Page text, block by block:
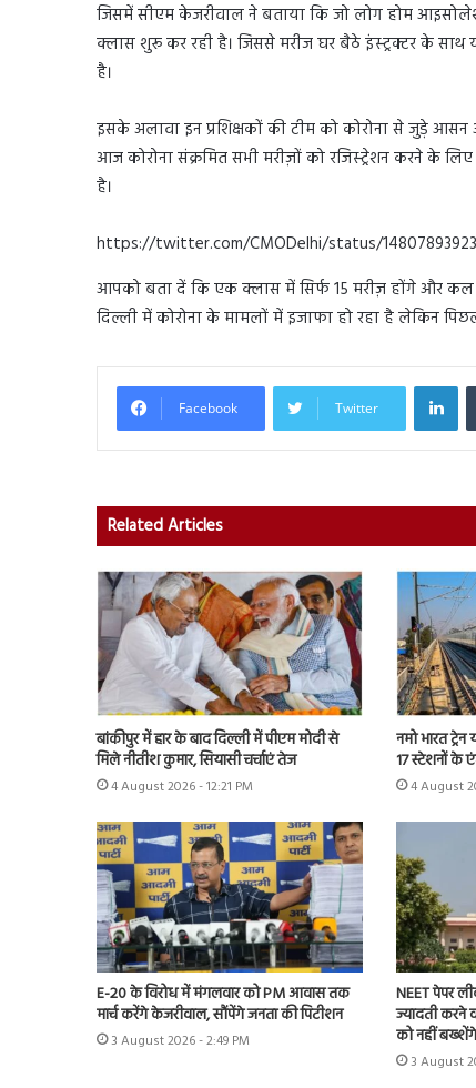
जिसमें सीएम केजरीवाल ने बताया कि जो लोग होम
क्लास शुरू कर रही है। जिससे मरीज घर बैठे इंस्ट्रक्टर के
है।
इसके अलावा इन प्रशिक्षकों की टीम को कोरोना से जुड़े
आज कोरोना संक्रमित सभी मरीज़ों को रजिस्ट्रेशन करने के
है।
https://twitter.com/CMODelhi/status/
आपको बता दें कि एक क्लास में सिर्फ 15 मरीज़ होंगे और
दिल्ली में कोरोना के मामलों में इजाफा हो रहा है लेकिन
Facebook Twitter
Related Articles
बांकीपुर में हार के बाद दिल्ली में पीएम मोदी से
मिले नीतीश कुमार, सियासी चर्चाएं तेज
4 August 2026 - 12:21 PM
नमो भारत
17 स्टेशनों के
4 August
E-20 के विरोध में मंगलवार को PM आवास तक
मार्च करेंगे केजरीवाल, सौंपेंगे जनता की पिटीशन
3 August 2026 - 2:49 PM
NEET पेपर
ज्यादती करने
को नहीं बख्शेंगे
3 August